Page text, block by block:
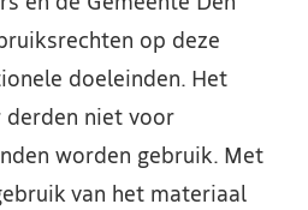
en de Gemeente Den
op deze
doeleinden. Het
derden niet voor
worden gebruik. Met
van het materiaal